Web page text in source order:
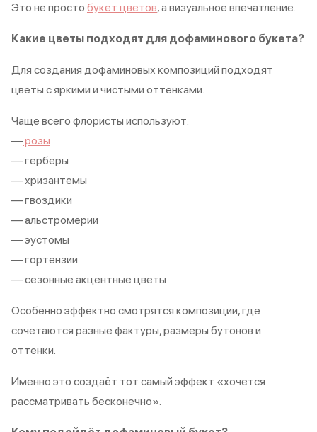
Это не просто букет цветов, а визуальное впечатление.
Какие цветы подходят для дофаминового букета?
Для создания дофаминовых композиций подходят
цветы с яркими и чистыми оттенками.
Чаще всего флористы используют:
—розы
— герберы
— хризантемы
— гвоздики
— альстромерии
— эустомы
— гортензии
— сезонные акцентные цветы
Особенно эффектно смотрятся композиции, где
сочетаются разные фактуры, размеры бутонов и
оттенки.
Именно это создаёт тот самый эффект «хочется
рассматривать бесконечно».